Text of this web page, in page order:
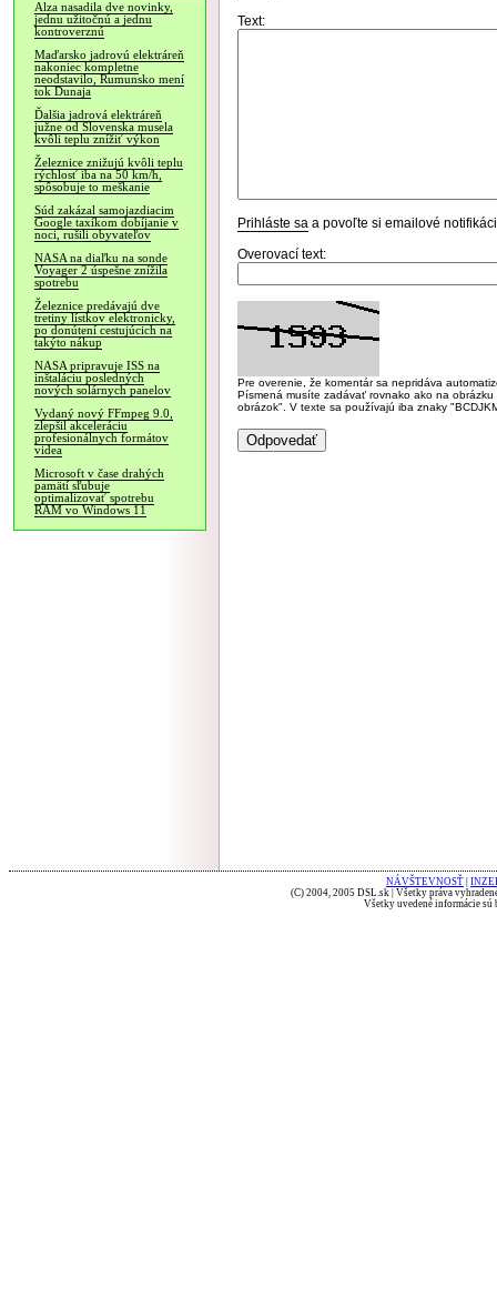
Alza nasadila dve novinky,
jednu užitočnú a jednu
kontroverznú
Maďarsko jadrovú elektráreň
nakoniec kompletne
neodstavilo, Rumunsko mení
tok Dunaja
Ďalšia jadrová elektráreň
južne od Slovenska musela
kvôli teplu znížiť výkon
Železnice znižujú kvôli teplu
rýchlosť iba na 50 km/h,
spôsobuje to meškanie
Súd zakázal samojazdiacim
Google taxíkom dobíjanie v
noci, rušili obyvateľov
NASA na diaľku na sonde
Voyager 2 úspešne znížila
spotrebu
Železnice predávajú dve
tretiny lístkov elektronicky,
po donútení cestujúcich na
takýto nákup
NASA pripravuje ISS na
inštaláciu posledných
nových solárnych panelov
Vydaný nový FFmpeg 9.0,
zlepšil akceleráciu
profesionálnych formátov
videa
Microsoft v čase drahých
pamätí sľubuje
optimalizovať spotrebu
RAM vo Windows 11
Text:
Prihláste sa a povoľte si emailové
Overovací text:
Pre overenie, že komentár sa nepridáva
Písmená musíte zadávať rovnako ako na
obrázok". V texte sa používajú iba znaky
NÁVŠTEVNOSŤ
(C) 2004, 2005 DSL.sk | Všetky práva
Všetky uvedené informácie sú